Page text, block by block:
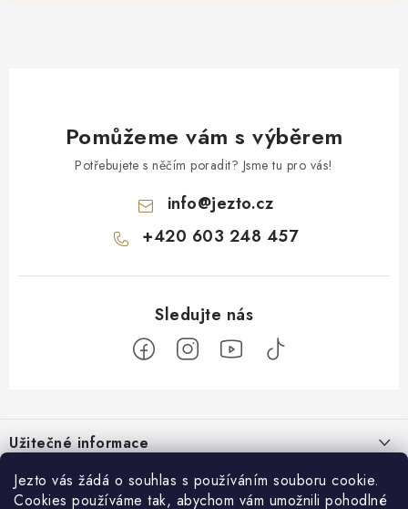
Jezto vás žádá o souhlas s používáním souboru cookie.
Cookies používáme tak, abychom vám umožnili pohodlné
Pomůžeme vám s výběrem
Potřebujete s něčím poradit? Jsme tu pro vás!
info@jezto.cz
+420 603 248 457
pUžitečné informace
O nás
Zákaznický servis